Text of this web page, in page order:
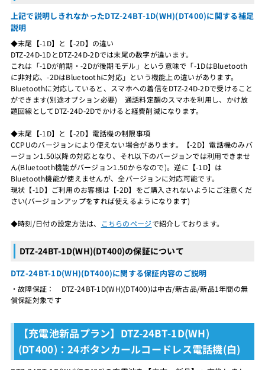
上記で説明しきれなかったDTZ-24BT-1D(WH)(DT400)に関する補足
説明
◆末尾【-1D】と【-2D】の違い
DTZ-24D-1DとDTZ-24D-2Dでは末尾の数字が違います。
これは「-1Dが前期・-2Dが後期モデル」という意味で「-1DはBluetooth
に非対応、-2DはBluetoothに対応」という機能上の違いがあります。
Bluetoothに対応していると、スマホへの着信をDTZ-24D-2Dで受けること
ができます(別途オプション必要) 通話料定額のスマホを利用し、かけ放
題回線としてDTZ-24D-2Dでかけると経費削減になります。
◆末尾【-1D】と【-2D】電話機の制限事項
CCPUのバージョンにより使えない場合があります。【-2D】電話機のみバ
ージョン1.50以降の対応となり、それ以下のバージョンでは利用できませ
ん(Bluetooth機能がバージョン1.50からなので)。逆に【-1D】は
Bluetooth機能が使えませんが、全バージョンに対応可能です。
現状【-1D】ご利用のお客様は【-2D】をご購入されないようにご注意くだ
さい(バージョンアップをすれば使えるようになります)
◆時刻/日付の設定方法は、 こちらのページで紹介しております。
DTZ-24BT-1D(WH)(DT400)の保証について
DTZ-24BT-1D(WH)(DT400)に関する保証内容のご説明
・故障保証： DTZ-24BT-1D(WH)(DT400)は中古/新古品/新品1年間の無
償保証対象です
【充電池新品プラン】DTZ-24BT-1D(WH)
(DT400)：24ボタンカールコードレス電話機(白)